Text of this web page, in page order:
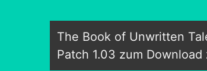
The Book of Unwritten
Patch 1.03 zum